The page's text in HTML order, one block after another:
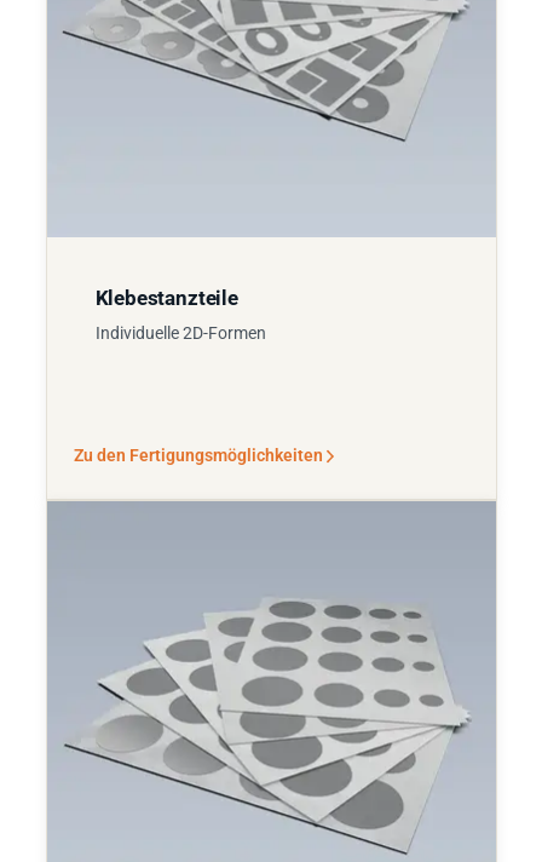
Klebestanzteile
Individuelle 2D-Formen
Zu den Fertigungsmöglichkeiten